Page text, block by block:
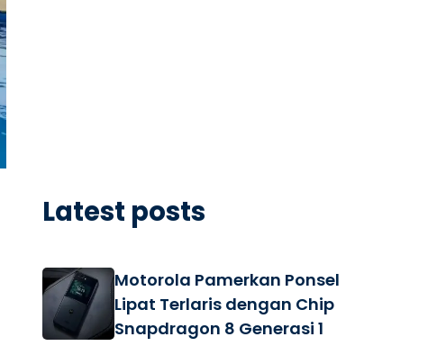
Latest posts
Motorola Pamerkan Ponsel
Lipat Terlaris dengan Chip
Snapdragon 8 Generasi 1